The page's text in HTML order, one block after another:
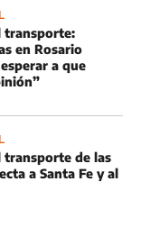
transporte:
en Rosario
a que
transporte de las
a Santa Fe y al